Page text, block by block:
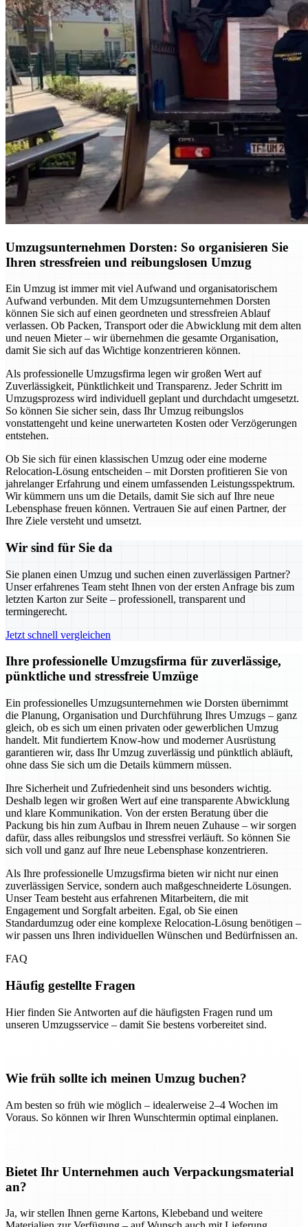
Umzugsunternehmen Dorsten: So organisieren Sie
Ihren stressfreien und reibungslosen Umzug
Ein Umzug ist immer mit viel Aufwand und organisatorischem
Aufwand verbunden. Mit dem Umzugsunternehmen Dorsten
können Sie sich auf einen geordneten und stressfreien Ablauf
verlassen. Ob Packen, Transport oder die Abwicklung mit dem alten
und neuen Mieter – wir übernehmen die gesamte Organisation,
damit Sie sich auf das Wichtige konzentrieren können.
Als professionelle Umzugsfirma legen wir großen Wert auf
Zuverlässigkeit, Pünktlichkeit und Transparenz. Jeder Schritt im
Umzugsprozess wird individuell geplant und durchdacht umgesetzt.
So können Sie sicher sein, dass Ihr Umzug reibungslos
vonstattengeht und keine unerwarteten Kosten oder Verzögerungen
entstehen.
Ob Sie sich für einen klassischen Umzug oder eine moderne
Relocation-Lösung entscheiden – mit Dorsten profitieren Sie von
jahrelanger Erfahrung und einem umfassenden Leistungsspektrum.
Wir kümmern uns um die Details, damit Sie sich auf Ihre neue
Lebensphase freuen können. Vertrauen Sie auf einen Partner, der
Ihre Ziele versteht und umsetzt.
Wir sind für Sie da
Sie planen einen Umzug und suchen einen zuverlässigen Partner?
Unser erfahrenes Team steht Ihnen von der ersten Anfrage bis zum
letzten Karton zur Seite – professionell, transparent und
termingerecht.
Jetzt schnell vergleichen
Ihre professionelle Umzugsfirma für zuverlässige,
pünktliche und stressfreie Umzüge
Ein professionelles Umzugsunternehmen wie Dorsten übernimmt
die Planung, Organisation und Durchführung Ihres Umzugs – ganz
gleich, ob es sich um einen privaten oder gewerblichen Umzug
handelt. Mit fundiertem Know-how und moderner Ausrüstung
garantieren wir, dass Ihr Umzug zuverlässig und pünktlich abläuft,
ohne dass Sie sich um die Details kümmern müssen.
Ihre Sicherheit und Zufriedenheit sind uns besonders wichtig.
Deshalb legen wir großen Wert auf eine transparente Abwicklung
und klare Kommunikation. Von der ersten Beratung über die
Packung bis hin zum Aufbau in Ihrem neuen Zuhause – wir sorgen
dafür, dass alles reibungslos und stressfrei verläuft. So können Sie
sich voll und ganz auf Ihre neue Lebensphase konzentrieren.
Als Ihre professionelle Umzugsfirma bieten wir nicht nur einen
zuverlässigen Service, sondern auch maßgeschneiderte Lösungen.
Unser Team besteht aus erfahrenen Mitarbeitern, die mit
Engagement und Sorgfalt arbeiten. Egal, ob Sie einen
Standardumzug oder eine komplexe Relocation-Lösung benötigen –
wir passen uns Ihren individuellen Wünschen und Bedürfnissen an.
FAQ
Häufig gestellte Fragen
Hier finden Sie Antworten auf die häufigsten Fragen rund um
unseren Umzugsservice – damit Sie bestens vorbereitet sind.
Wie früh sollte ich meinen Umzug buchen?
Am besten so früh wie möglich – idealerweise 2–4 Wochen im
Voraus. So können wir Ihren Wunschtermin optimal einplanen.
Bietet Ihr Unternehmen auch Verpackungsmaterial
an?
Ja, wir stellen Ihnen gerne Kartons, Klebeband und weitere